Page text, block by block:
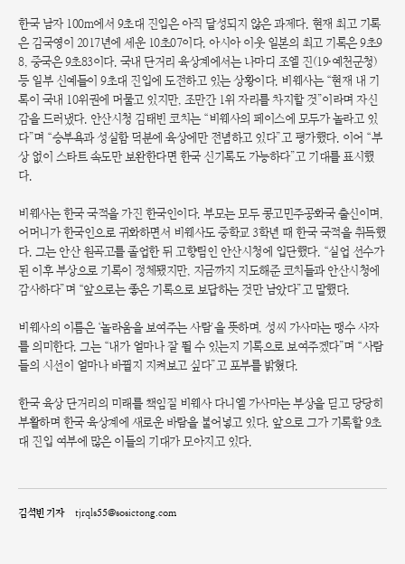
한국 남자 100m에서 9초대 진입은 아직 달성되지 않은 과제다. 현재 최고 기록
은 김국영이 2017년에 세운 10초07이다. 아시아 이웃 일본의 최고 기록은 9초9
8, 중국은 9초83이다. 국내 단거리 육상계에서는 나마디 조엘 진(19·예천군청)
등 일부 신예들이 9초대 진입에 도전하고 있는 상황이다. 비웨사는 “현재 내 기
록이 국내 10위권에 머물고 있지만, 조만간 1위 자리를 차지할 것”이라며 자신
감을 드러냈다. 안산시청 김태빈 코치는 “비웨사의 페이스에 모두가 놀라고 있
다”며 “승부욕과 성실함 덕분에 육상에만 전념하고 있다”고 평가했다. 이어 “부
상 없이 스타트 속도만 보완한다면 한국 신기록도 가능하다”고 기대를 표시했
다.
비웨사는 한국 국적을 가진 한국인이다. 부모는 모두 콩고민주공화국 출신이며,
어머니가 한국인으로 귀화하면서 비웨사도 중학교 3학년 때 한국 국적을 취득했
다. 그는 안산 원곡고를 졸업한 뒤 고향팀인 안산시청에 입단했다. “실업 선수가
된 이후 부상으로 기록이 정체됐지만, 지금까지 지도해준 코치들과 안산시청에
감사하다”며 “앞으로는 좋은 기록으로 보답하는 것만 남았다”고 말했다.
비웨사의 이름은 ‘놀라움을 보여주는 사람’을 뜻하며, 성씨 가사마는 맹수 사자
를 의미한다. 그는 “내가 얼마나 잘 뛸 수 있는지 기록으로 보여주겠다”며 “사람
들의 시선이 얼마나 바뀔지 지켜보고 싶다”고 포부를 밝혔다.
한국 육상 단거리의 미래를 책임질 비웨사 다니엘 가사마는 부상을 딛고 당당히
부활하며 한국 육상계에 새로운 바람을 불어넣고 있다. 앞으로 그가 기록할 9초
대 진입 여부에 많은 이들의 기대가 모아지고 있다.
김석빈 기자 tjrqls55@sosictong.com